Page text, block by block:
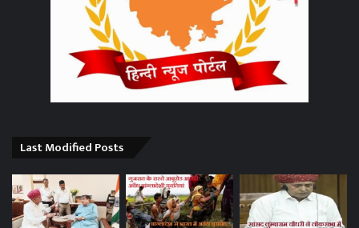
Last Modified Posts